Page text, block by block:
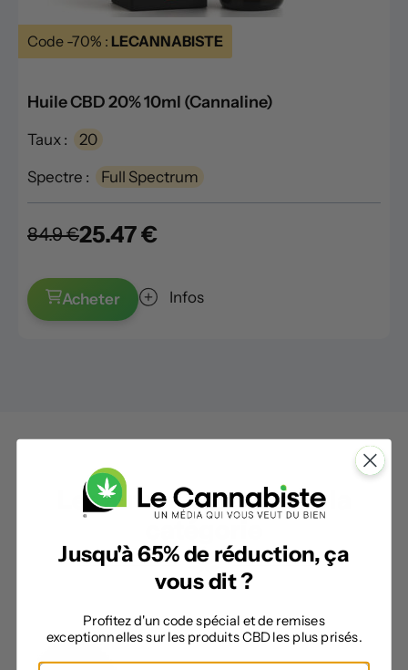
Code -70% : LECANNABISTE
Huile CBD 20% 10ml (Cannaline)
Taux : 20
Spectre : Full Spectrum
84.9 €25.47 €
Acheter Infos
Les autres produits de la
Jusqu'à 65% de réduction, ça
vous dit ?
Profitez d'un code spécial et de remises
exceptionnelles sur les produits CBD les plus prisés.